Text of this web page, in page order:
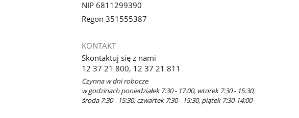
NIP 6811299390
Regon 351555387
KONTAKT
Skontaktuj się z nami
12 37 21 800, 12 37 21 811
Czynna w dni robocze
w godzinach poniedziałek 7:30 - 17:00, wtorek 7:30 - 15:30,
środa 7:30 - 15:30, czwartek 7:30 - 15:30, piątek 7:30-14:00